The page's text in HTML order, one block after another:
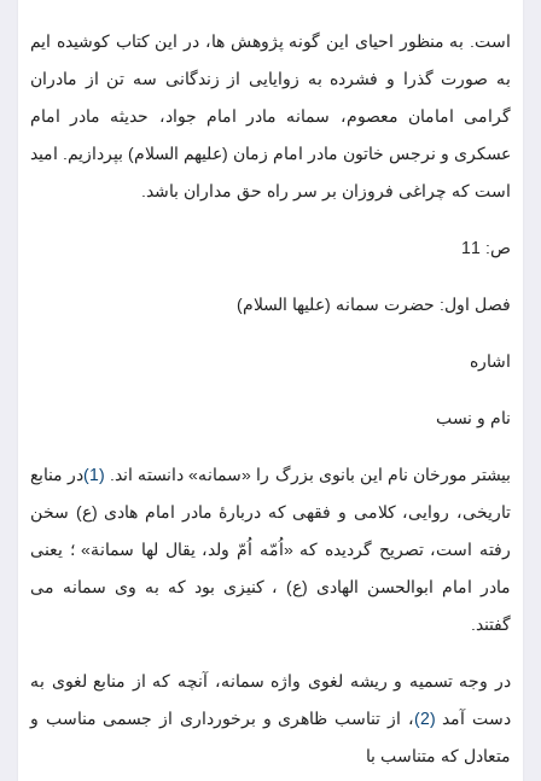
است. به منظور احياى اين گونه پژوهش ها، در اين كتاب كوشيده ايم
به صورت گذرا و فشرده به زوايايى از زندگانى سه تن از مادران
گرامى امامان معصوم، سمانه مادر امام جواد، حديثه مادر امام
عسكرى و نرجس خاتون مادر امام زمان (عليهم السلام) بپردازيم. اميد
است كه چراغى فروزان بر سر راه حق مداران باشد.
ص: 11
فصل اول: حضرت سمانه (عليها السلام)
اشاره
نام و نسب
بيشتر مورخان نام اين بانوى بزرگ را «سمانه» دانسته اند. (1)
در منابع
تاريخى، روايى، كلامى و فقهى كه دربارۀ مادر امام هادى (ع) سخن
رفته است، تصريح گرديده كه «اُمّه اُمّ ولد، يقال لها سمانة» ؛ يعنى
مادر امام ابوالحسن الهادى (ع) ، كنيزى بود كه به وى سمانه مى
گفتند.
در وجه تسميه و ريشه لغوى واژه سمانه، آنچه كه از منابع لغوى به
دست آمد (2)
، از تناسب ظاهرى و برخوردارى از جسمى مناسب و
متعادل كه متناسب با